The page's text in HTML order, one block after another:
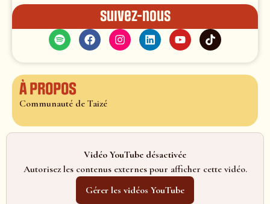
Suivez-nous
À propos
Communauté de Taizé
Vidéo YouTube désactivée
Autorisez les contenus externes pour afficher cette vidéo.
Gérer les vidéos YouTube